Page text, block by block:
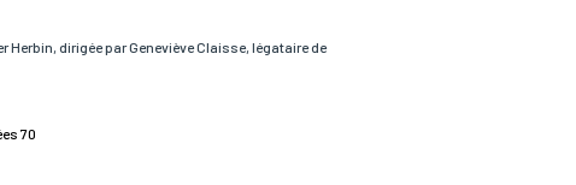
Herbin, dirigée par Geneviève Claisse, légataire de
70